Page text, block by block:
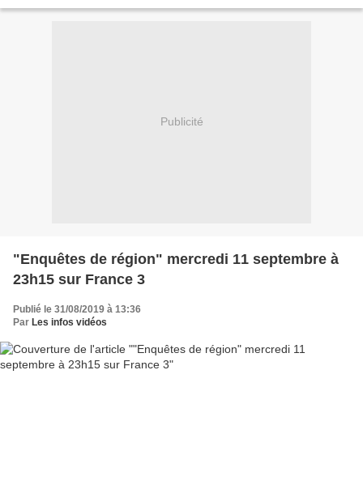
Publicité
"Enquêtes de région" mercredi 11 septembre à
23h15 sur France 3
Publié le 31/08/2019 à 13:36
Par Les infos vidéos